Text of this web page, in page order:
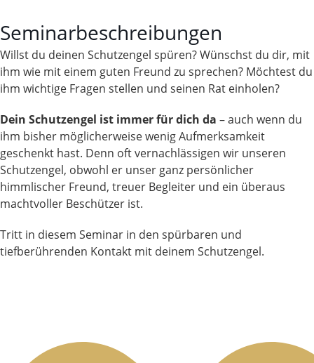
Seminarbeschreibungen
Willst du deinen Schutzengel spüren? Wünschst du dir, mit
ihm wie mit einem guten Freund zu sprechen? Möchtest du
ihm wichtige Fragen stellen und seinen Rat einholen?
Dein Schutzengel ist immer für dich da – auch wenn du
ihm bisher möglicherweise wenig Aufmerksamkeit
geschenkt hast. Denn oft vernachlässigen wir unseren
Schutzengel, obwohl er unser ganz persönlicher
himmlischer Freund, treuer Begleiter und ein überaus
machtvoller Beschützer ist.
Tritt in diesem Seminar in den spürbaren und
tiefberührenden Kontakt mit deinem Schutzengel.